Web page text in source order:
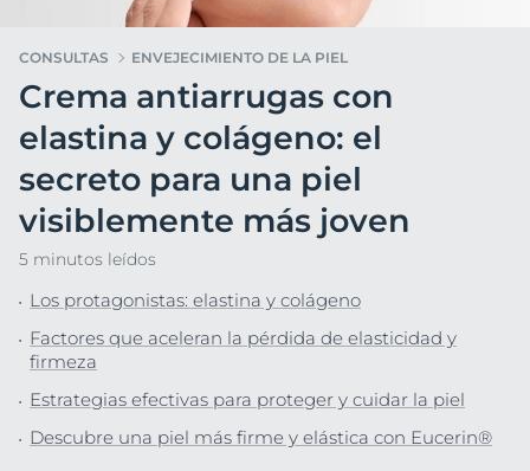
CONSULTAS ENVEJECIMIENTO DE LA PIEL
Crema antiarrugas con
elastina y colágeno: el
secreto para una piel
visiblemente más joven
5 minutos leídos
Los protagonistas: elastina y colágeno
Factores que aceleran la pérdida de elasticidad y
firmeza
Estrategias efectivas para proteger y cuidar la piel
Descubre una piel más firme y elástica con Eucerin®